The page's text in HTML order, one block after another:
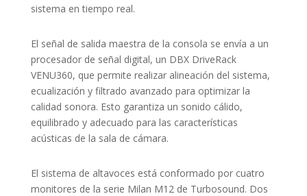
sistema en tiempo real.
El señal de salida maestra de la consola se envía a un
procesador de señal digital, un DBX DriveRack
VENU360, que permite realizar alineación del sistema,
ecualización y filtrado avanzado para optimizar la
calidad sonora. Esto garantiza un sonido cálido,
equilibrado y adecuado para las características
acústicas de la sala de cámara.
El sistema de altavoces está conformado por cuatro
monitores de la serie Milan M12 de Turbosound. Dos